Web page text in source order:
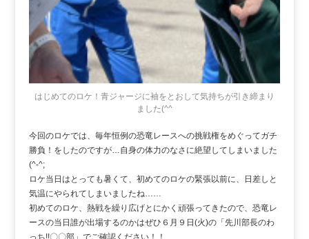
はじめてのロケ！青ジャージに袖をとおして気持ちが引き締まり
ました(^^
今回のロケでは、毎年恒例の恐竜レースへの挑戦権をめぐってガチ
勝負！をしたのですが…自身の体力のなさに絶望してしまいました
(^-^;
ロケ当日はとっても暑くて、初めてのロケの緊張以前に、日差しと
気温にやられてしまいましたね……
初めてのロケ、熱戦を繰り広げとにかく頑張ってきたので、恐竜レ
ースの当日誰が出場するのかはぜひ６月９日(火)の「先川部長のわ
っち!!〇〇部」でご確認ください！！